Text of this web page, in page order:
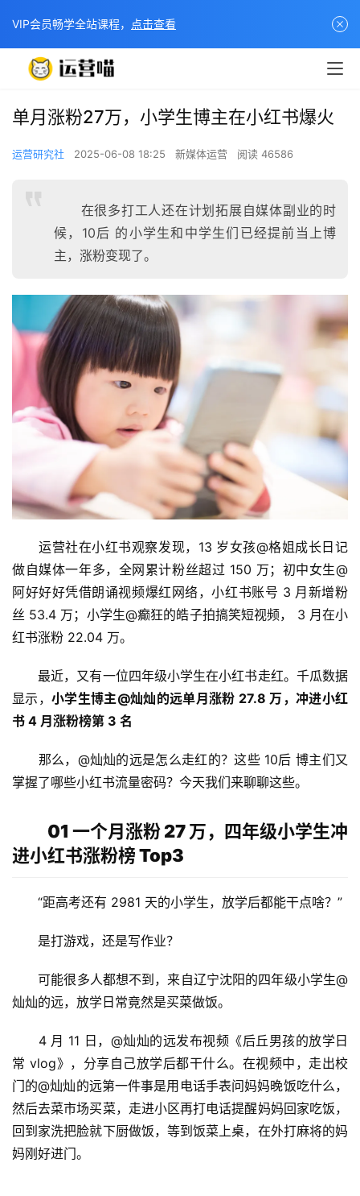
单月涨粉27万，小学生博主在小红书爆火
运营研究社 2025-06-08 18:25 新媒体运营 阅读 46586
在很多打工人还在计划拓展自媒体副业的时
候，10后 的小学生和中学生们已经提前当上博
主，涨粉变现了。
运营社在小红书观察发现，13 岁女孩@格姐成长日记
做自媒体一年多，全网累计粉丝超过 150 万；初中女生@
阿好好好凭借朗诵视频爆红网络，小红书账号 3 月新增粉
丝 53.4 万；小学生@癫狂的皓子拍搞笑短视频， 3 月在小
红书涨粉 22.04 万。
最近，又有一位四年级小学生在小红书走红。千瓜数据
显示， 小学生博主@灿灿的远单月涨粉 27.8 万，冲进小红
书 4 月涨粉榜第 3 名
那么，@灿灿的远是怎么走红的？这些 10后 博主们又
掌握了哪些小红书流量密码？今天我们来聊聊这些。
01 一个月涨粉 27 万，四年级小学生冲
进小红书涨粉榜 Top3
“距高考还有 2981 天的小学生，放学后都能干点啥？”
是打游戏，还是写作业？
可能很多人都想不到，来自辽宁沈阳的四年级小学生@
灿灿的远，放学日常竟然是买菜做饭。
4 月 11 日，@灿灿的远发布视频《后丘男孩的放学日
常 vlog》，分享自己放学后都干什么。在视频中，走出校
门的@灿灿的远第一件事是用电话手表问妈妈晚饭吃什么，
然后去菜市场买菜，走进小区再打电话提醒妈妈回家吃饭，
回到家洗把脸就下厨做饭，等到饭菜上桌，在外打麻将的妈
妈刚好进门。
VIP会员畅学全站课程， 点击查看